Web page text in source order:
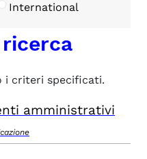
International
i criteri specificati.
amministrativi